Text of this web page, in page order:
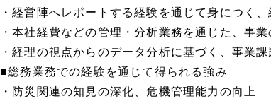
・経営陣へレポートする経験を通じて身につく
・本社経費などの管理・分析業務を通じた、事
・経理の視点からのデータ分析に基づく、事業
■総務業務での経験を通じて得られる強み
・防災関連の知見の深化、危機管理能力の向上